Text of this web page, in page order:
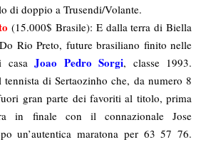
di doppio a Trusendi/Volante.
(15.000$ Brasile): E dalla terra di Biella
Rio Preto, future brasiliano finito nelle
casaJoao Pedro Sorgi, classe 1993.
di Sertaozinho che, da numero 8
gran parte dei favoriti al titolo, prima
in finale con il connazionale Jose
un’autentica maratona per 63 57 76.